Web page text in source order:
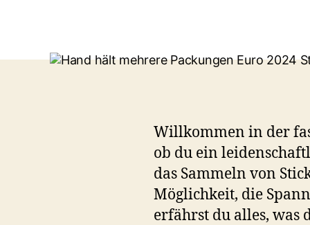
Willkommen in der
ob du ein
das Sammeln von
Möglichkeit, die
erfährst du alles, was